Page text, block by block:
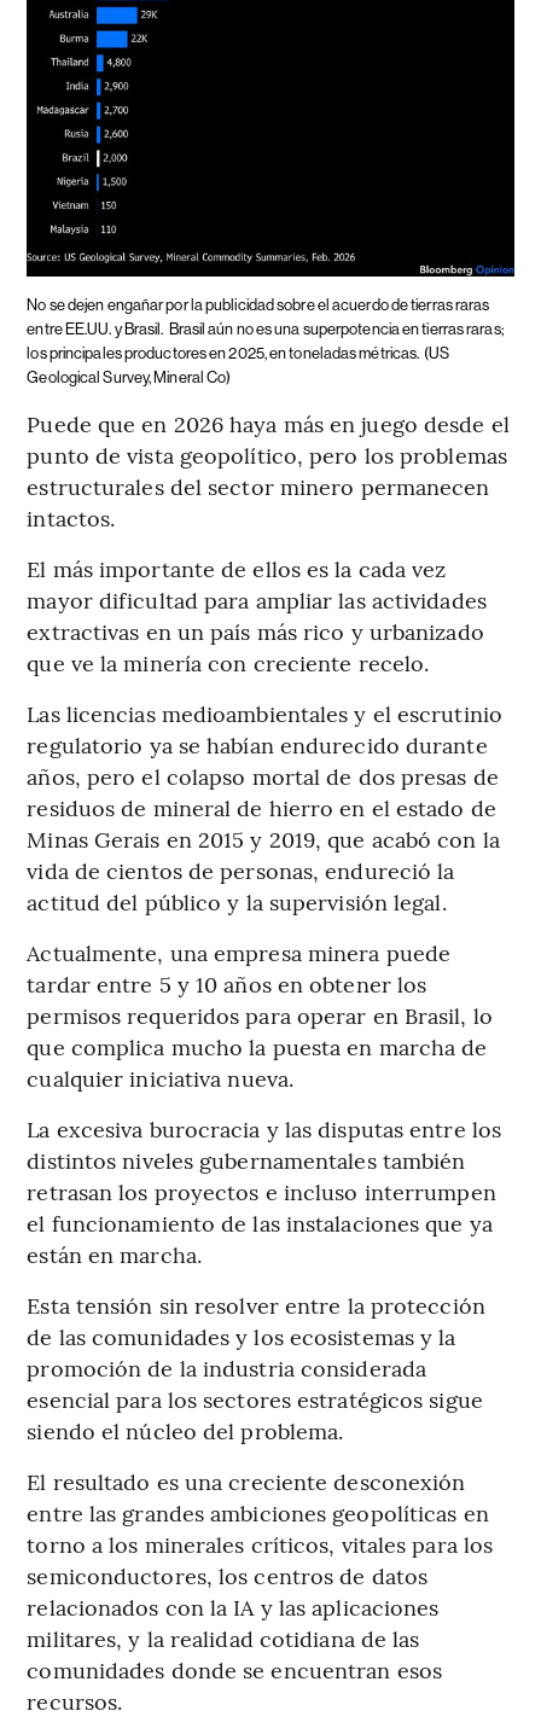
No se dejen engañar por la publicidad sobre el acuerdo de tierras raras
entre EE.UU. y Brasil. Brasil aún no es una superpotencia en tierras raras;
los principales productores en 2025, en toneladas métricas. (US
Geological Survey, Mineral Co)
Puede que en 2026 haya más en juego desde el
punto de vista geopolítico, pero los problemas
estructurales del sector minero permanecen
intactos.
El más importante de ellos es la cada vez
mayor dificultad para ampliar las actividades
extractivas en un país más rico y urbanizado
que ve la minería con creciente recelo.
Las licencias medioambientales y el escrutinio
regulatorio ya se habían endurecido durante
años, pero el colapso mortal de dos presas de
residuos de mineral de hierro en el estado de
Minas Gerais en 2015 y 2019, que acabó con la
vida de cientos de personas, endureció la
actitud del público y la supervisión legal.
Actualmente, una empresa minera puede
tardar entre 5 y 10 años en obtener los
permisos requeridos para operar en Brasil, lo
que complica mucho la puesta en marcha de
cualquier iniciativa nueva.
La excesiva burocracia y las disputas entre los
distintos niveles gubernamentales también
retrasan los proyectos e incluso interrumpen
el funcionamiento de las instalaciones que ya
están en marcha.
Esta tensión sin resolver entre la protección
de las comunidades y los ecosistemas y la
promoción de la industria considerada
esencial para los sectores estratégicos sigue
siendo el núcleo del problema.
El resultado es una creciente desconexión
entre las grandes ambiciones geopolíticas en
torno a los minerales críticos, vitales para los
semiconductores, los centros de datos
relacionados con la IA y las aplicaciones
militares, y la realidad cotidiana de las
comunidades donde se encuentran esos
recursos.